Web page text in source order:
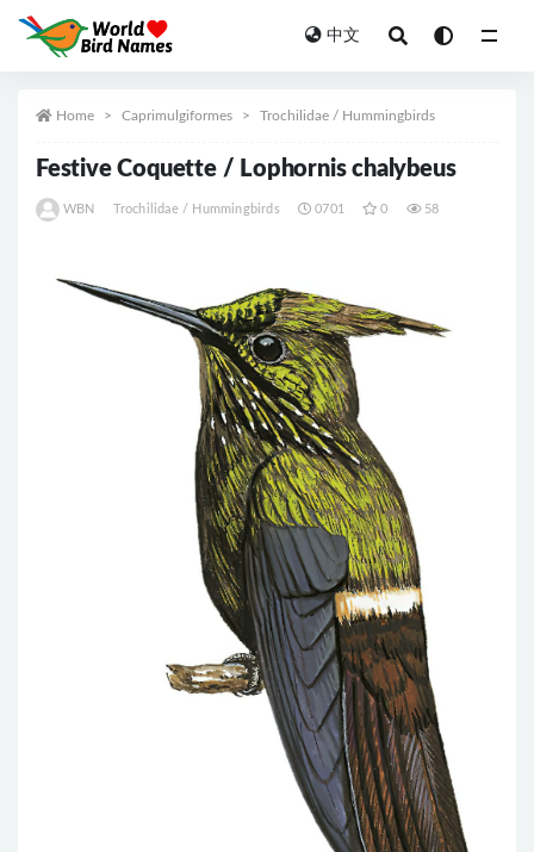
中文
Home Caprimulgiformes Trochilidae / Hummingbirds
Festive Coquette / Lophornis chalybeus
WBN Trochilidae / Hummingbirds 0701 0 58